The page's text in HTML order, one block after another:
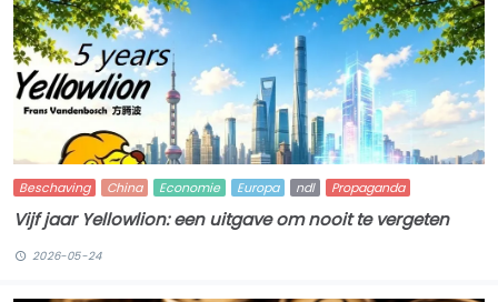
Beschaving China Economie Europa ndl Propaganda
Vijf jaar Yellowlion: een uitgave om nooit te vergeten
2026-05-24